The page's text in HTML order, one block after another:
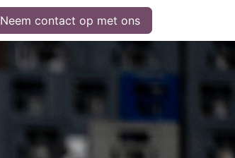
Neem contact op met ons